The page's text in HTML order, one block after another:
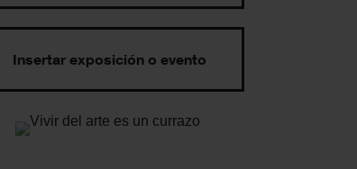
Insertar exposición o evento